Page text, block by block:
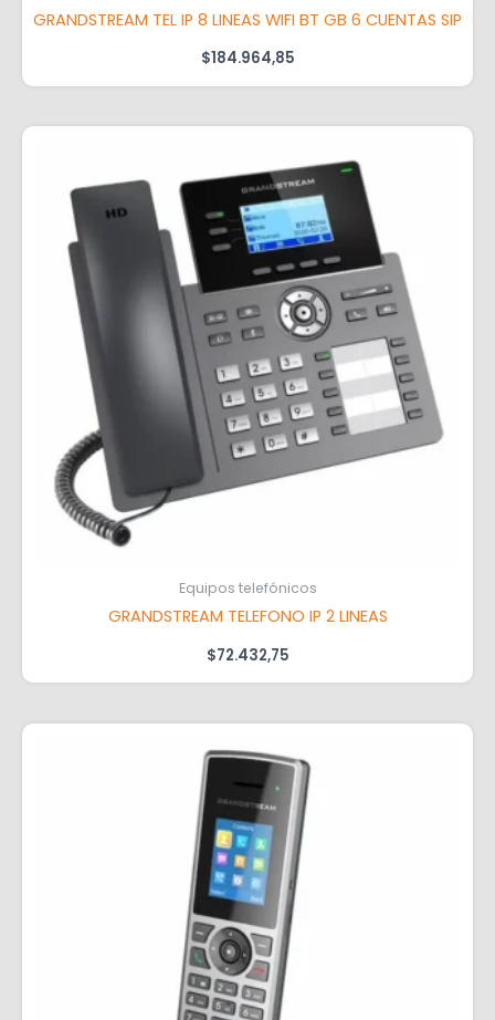
GRANDSTREAM TEL IP 8 LINEAS WIFI BT GB 6 CUENTAS SIP
$184.964,85
Equipos telefónicos
GRANDSTREAM TELEFONO IP 2 LINEAS
$72.432,75